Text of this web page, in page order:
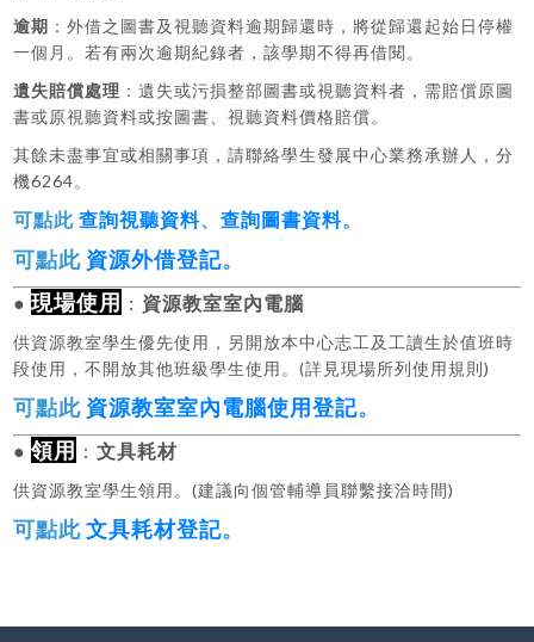
逾期 ：外借之圖書及視聽資料逾期歸還時，將從歸還起始日停權
一個月。若有兩次逾期紀錄者，該學期不得再借閱。
遺失賠償處理 ：遺失或污損整部圖書或視聽資料者，需賠償原圖
書或原視聽資料或按圖書、視聽資料價格賠償。
其餘未盡事宜或相關事項，請聯絡學生發展中心業務承辦人，分
機6264。
可點此查詢視聽資料、查詢圖書資料。
可點此 資源外借登記。
●現場使用 ： 資源教室室內電腦
供資源教室學生優先使用，另開放本中心志工及工讀生於值班時
段使用，不開放其他班級學生使用。(詳見現場所列使用規則)
可點此 資源教室室內電腦使用登記。
●領用 ：文具耗材
供資源教室學生領用。(建議向個管輔導員聯繫接洽時間)
可點此文具耗材登記。